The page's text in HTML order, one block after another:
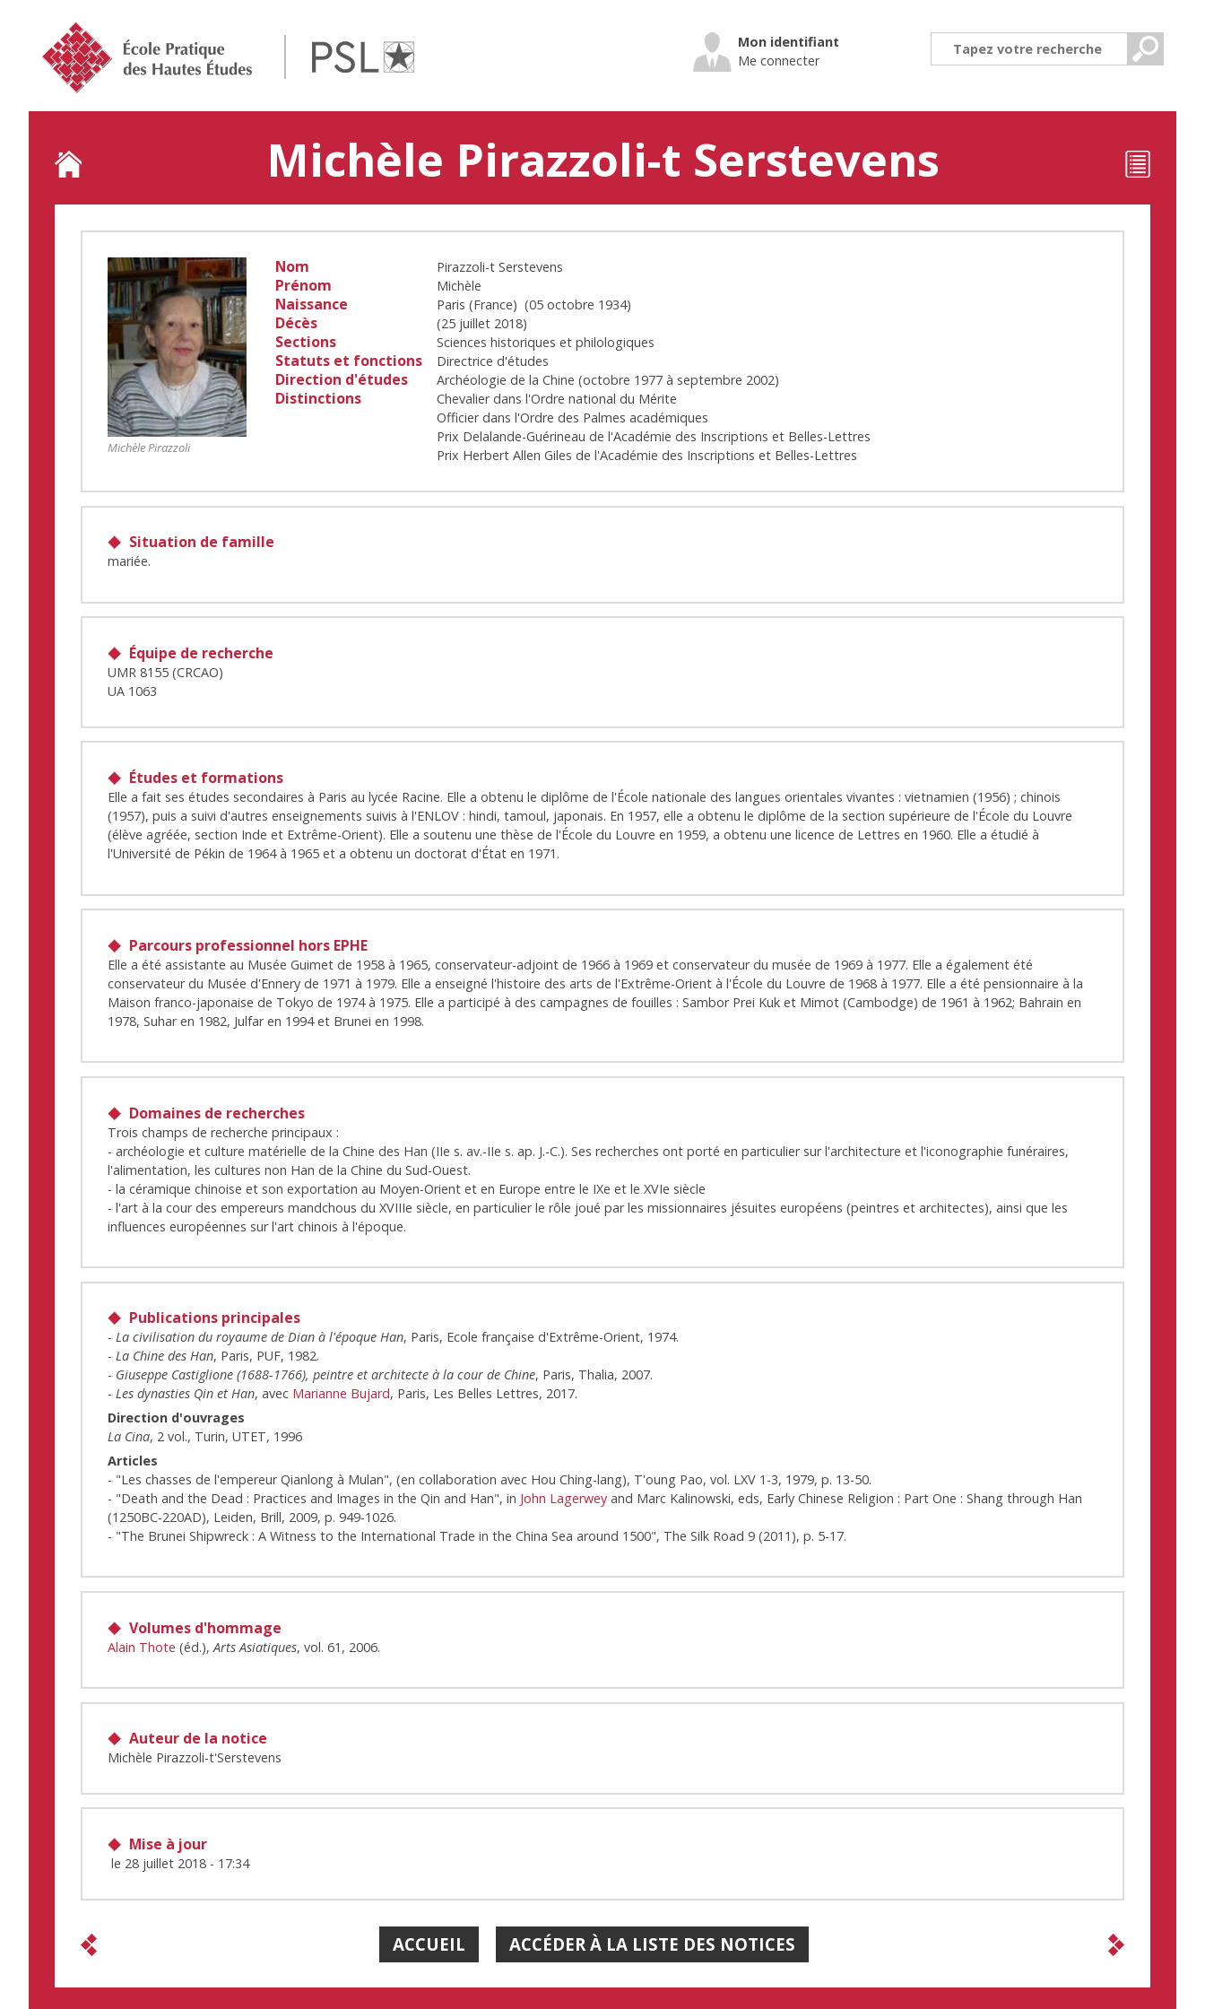
navigation
Mon identifiant
Me connecter
Michèle Pirazzoli-t Serstevens
Back
Michèle Pirazzoli
Nom Pirazzoli-t Serstevens
Prénom Michèle
Naissance Paris (France) (05 octobre 1934)
Décès (25 juillet 2018)
Sections Sciences historiques et philologiques
Statuts et fonctions Directrice d'études
Direction d'études Archéologie de la Chine (octobre 1977 à septembre 2002)
Distinctions
Chevalier dans l'Ordre national du Mérite
Officier dans l'Ordre des Palmes académiques
Prix Delalande-Guérineau de l'Académie des Inscriptions et Belles-Lettres
Prix Herbert Allen Giles de l'Académie des Inscriptions et Belles-Lettres
Situation de famille
mariée.
Équipe de recherche
UMR 8155 (CRCAO)
UA 1063
Études et formations
Elle a fait ses études secondaires à Paris au lycée Racine. Elle a obtenu le diplôme de l'École nationale des langues orientales vivantes : vietnamien (1956) ; chinois
(1957), puis a suivi d'autres enseignements suivis à l'ENLOV : hindi, tamoul, japonais. En 1957, elle a obtenu le diplôme de la section supérieure de l'École du Louvre
(élève agréée, section Inde et Extrême-Orient). Elle a soutenu une thèse de l'École du Louvre en 1959, a obtenu une licence de Lettres en 1960. Elle a étudié à
l'Université de Pékin de 1964 à 1965 et a obtenu un doctorat d'État en 1971.
Parcours professionnel hors EPHE
Elle a été assistante au Musée Guimet de 1958 à 1965, conservateur-adjoint de 1966 à 1969 et conservateur du musée de 1969 à 1977. Elle a également été
conservateur du Musée d'Ennery de 1971 à 1979. Elle a enseigné l'histoire des arts de l'Extrême-Orient à l'École du Louvre de 1968 à 1977. Elle a été pensionnaire à la
Maison franco-japonaise de Tokyo de 1974 à 1975. Elle a participé à des campagnes de fouilles : Sambor Prei Kuk et Mimot (Cambodge) de 1961 à 1962; Bahrain en
1978, Suhar en 1982, Julfar en 1994 et Brunei en 1998.
Domaines de recherches
Trois champs de recherche principaux :
- archéologie et culture matérielle de la Chine des Han (IIe s. av.-IIe s. ap. J.-C.). Ses recherches ont porté en particulier sur l'architecture et l'iconographie funéraires,
l'alimentation, les cultures non Han de la Chine du Sud-Ouest.
- la céramique chinoise et son exportation au Moyen-Orient et en Europe entre le IXe et le XVIe siècle
- l'art à la cour des empereurs mandchous du XVIIIe siècle, en particulier le rôle joué par les missionnaires jésuites européens (peintres et architectes), ainsi que les
influences européennes sur l'art chinois à l'époque.
Publications principales
-La civilisation du royaume de Dian à l'époque Han, Paris, Ecole française d'Extrême-Orient, 1974.
-La Chine des Han, Paris, PUF, 1982.
- Giuseppe Castiglione (1688-1766), peintre et architecte à la cour de Chine, Paris, Thalia, 2007.
-Les dynasties Qin et Han, avec Marianne Bujard, Paris, Les Belles Lettres, 2017.
Direction d'ouvrages
La Cina, 2 vol., Turin, UTET, 1996
Articles
- "Les chasses de l'empereur Qianlong à Mulan", (en collaboration avec Hou Ching-lang), T'oung Pao, vol. LXV 1-3, 1979, p. 13-50.
- "Death and the Dead : Practices and Images in the Qin and Han", in John Lagerwey and Marc Kalinowski, eds, Early Chinese Religion : Part One : Shang through Han
(1250BC-220AD), Leiden, Brill, 2009, p. 949-1026.
- "The Brunei Shipwreck : A Witness to the International Trade in the China Sea around 1500", The Silk Road 9 (2011), p. 5-17.
Volumes d'hommage
Alain Thote (éd.),Arts Asiatiques, vol. 61, 2006.
Auteur de la notice
Michèle Pirazzoli-t'Serstevens
Mise à jour
le 28 juillet 2018 - 17:34
ACCUEIL ACCÉDER À LA LISTE DES NOTICES